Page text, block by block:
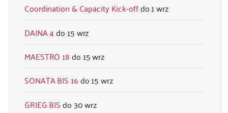
Coordination & Capacity Kick-off
1 wrz
DAINA 4
15 wrz
MAESTRO 18
15 wrz
SONATA BIS 16
15 wrz
GRIEG BIS
30 wrz